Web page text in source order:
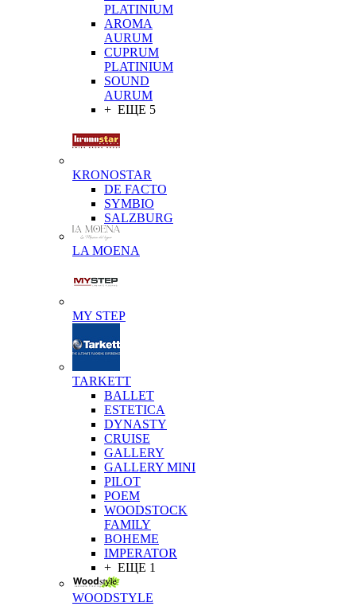
PLATINIUM
AROMA
AURUM
CUPRUM
PLATINIUM
SOUND
AURUM
+ ЕЩЕ 5
KRONOSTAR
DE FACTO
SYMBIO
SALZBURG
LA MOENA
MY STEP
TARKETT
BALLET
ESTETICA
DYNASTY
CRUISE
GALLERY
GALLERY MINI
PILOT
POEM
WOODSTOCK
FAMILY
BOHEME
IMPERATOR
+ ЕЩЕ 1
WOODSTYLE